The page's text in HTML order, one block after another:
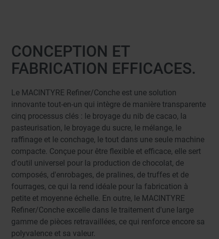
CONCEPTION ET
FABRICATION EFFICACES.
Le MACINTYRE Refiner/Conche est une solution
innovante tout-en-un qui intègre de manière transparente
cinq processus clés : le broyage du nib de cacao, la
pasteurisation, le broyage du sucre, le mélange, le
raffinage et le conchage, le tout dans une seule machine
compacte. Conçue pour être flexible et efficace, elle sert
d'outil universel pour la production de chocolat, de
composés, d'enrobages, de pralines, de truffes et de
fourrages, ce qui la rend idéale pour la fabrication à
petite et moyenne échelle. En outre, le MACINTYRE
Refiner/Conche excelle dans le traitement d'une large
gamme de pièces retravaillées, ce qui renforce encore sa
polyvalence et sa valeur.